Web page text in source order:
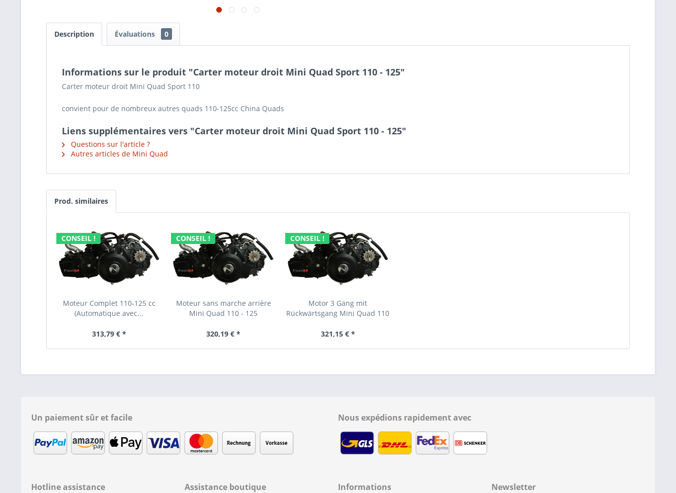
Description Évaluations 0
Informations sur le produit "Carter moteur droit Mini Quad Sport 110 - 125"
Carter moteur droit Mini Quad Sport 110
convient pour de nombreux autres quads 110-125cc China Quads
Liens supplémentaires vers "Carter moteur droit Mini Quad Sport 110 - 125"
Questions sur l'article ?
Autres articles de Mini Quad
Prod. similaires
CONSEIL !
Moteur Complet 110-125 cc
(Automatique avec...
313,79 € *
CONSEIL !
Moteur sans marche arrière
Mini Quad 110 - 125
320,19 € *
CONSEIL !
Motor 3 Gang mit
Rückwärtsgang Mini Quad 110
321,15 € *
Un paiement sûr et facile Nous expédions rapidement avec
Hotline assistance Assistance boutique Informations Newsletter